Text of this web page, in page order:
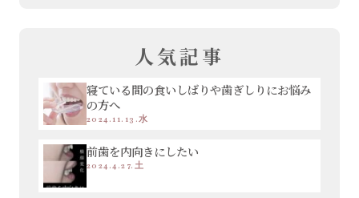
人気記事
寝ている間の食いしばりや歯ぎしりにお悩み
の方へ
2024.11.13.水
前歯を内向きにしたい
2024.4.27.土